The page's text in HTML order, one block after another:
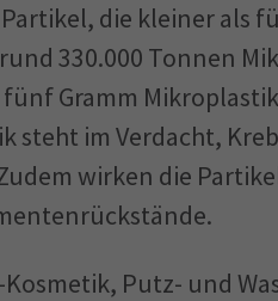
die kleiner als
330.000 Tonnen
Gramm
steht im Verdacht,
wirken die
Putz- und